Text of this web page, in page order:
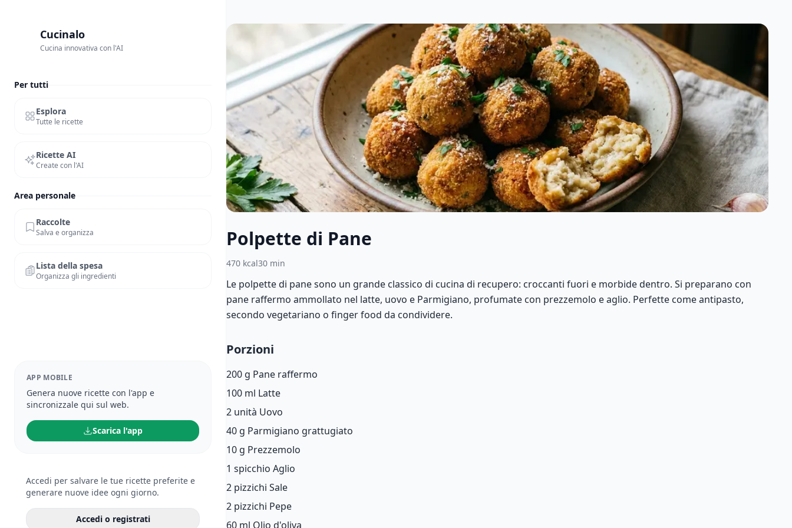
Cucinalo
Cucina innovativa con l'AI
Per tutti
Esplora
Tutte le ricette
Ricette AI
Create con l'AI
Area personale
Raccolte
Salva e organizza
Lista della spesa
Organizza gli ingredienti
APP MOBILE
Genera nuove ricette con l'app e
sincronizzale qui sul web.
Scarica l'app
Accedi per salvare le tue ricette preferite e
generare nuove idee ogni giorno.
Accedi o registrati
Polpette di Pane
470 kcal30 min
Le polpette di pane sono un grande classico di cucina di recupero: croccanti fuori e morbide dentro. Si preparano con
pane raffermo ammollato nel latte, uovo e Parmigiano, profumate con prezzemolo e aglio. Perfette come antipasto,
secondo vegetariano o finger food da condividere.
Porzioni
200 g Pane raffermo
100 ml Latte
2 unità Uovo
40 g Parmigiano grattugiato
10 g Prezzemolo
1 spicchio Aglio
2 pizzichi Sale
2 pizzichi Pepe
60 ml Olio d'oliva